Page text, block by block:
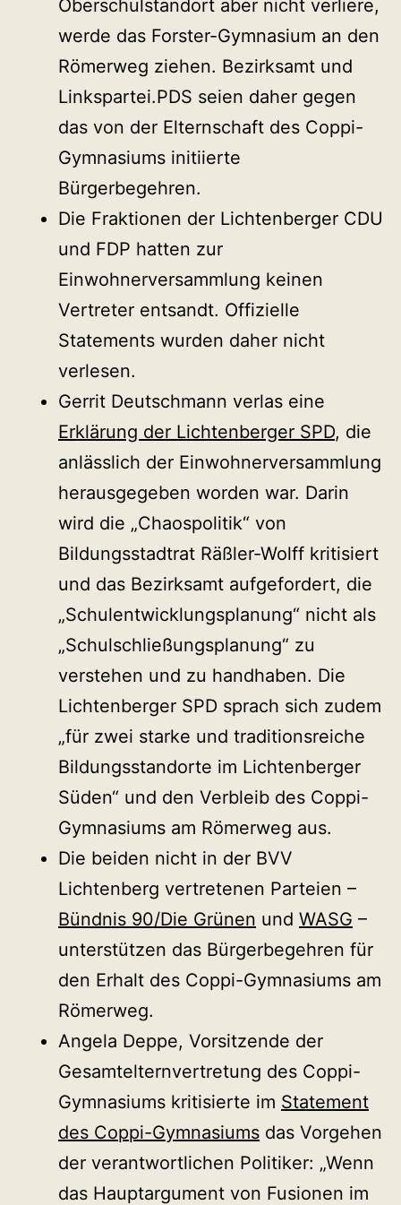
Oberschulstandort aber nicht verliere,
werde das Forster-Gymnasium an den
Römerweg ziehen. Bezirksamt und
Linkspartei.PDS seien daher gegen
das von der Elternschaft des Coppi-
Gymnasiums initiierte
Bürgerbegehren.
Die Fraktionen der Lichtenberger CDU
und FDP hatten zur
Einwohnerversammlung keinen
Vertreter entsandt. Offizielle
Statements wurden daher nicht
verlesen.
Gerrit Deutschmann verlas eine
Erklärung der Lichtenberger SPD, die
anlässlich der Einwohnerversammlung
herausgegeben worden war. Darin
wird die „Chaospolitik“ von
Bildungsstadtrat Räßler-Wolff kritisiert
und das Bezirksamt aufgefordert, die
„Schulentwicklungsplanung“ nicht als
„Schulschließungsplanung“ zu
verstehen und zu handhaben. Die
Lichtenberger SPD sprach sich zudem
„für zwei starke und traditionsreiche
Bildungsstandorte im Lichtenberger
Süden“ und den Verbleib des Coppi-
Gymnasiums am Römerweg aus.
Die beiden nicht in der BVV
Lichtenberg vertretenen Parteien –
Bündnis 90/Die Grünen und WASG –
unterstützen das Bürgerbegehren für
den Erhalt des Coppi-Gymnasiums am
Römerweg.
Angela Deppe, Vorsitzende der
Gesamtelternvertretung des Coppi-
Gymnasiums kritisierte im Statement
des Coppi-Gymnasiums das Vorgehen
der verantwortlichen Politiker: „Wenn
das Hauptargument von Fusionen im